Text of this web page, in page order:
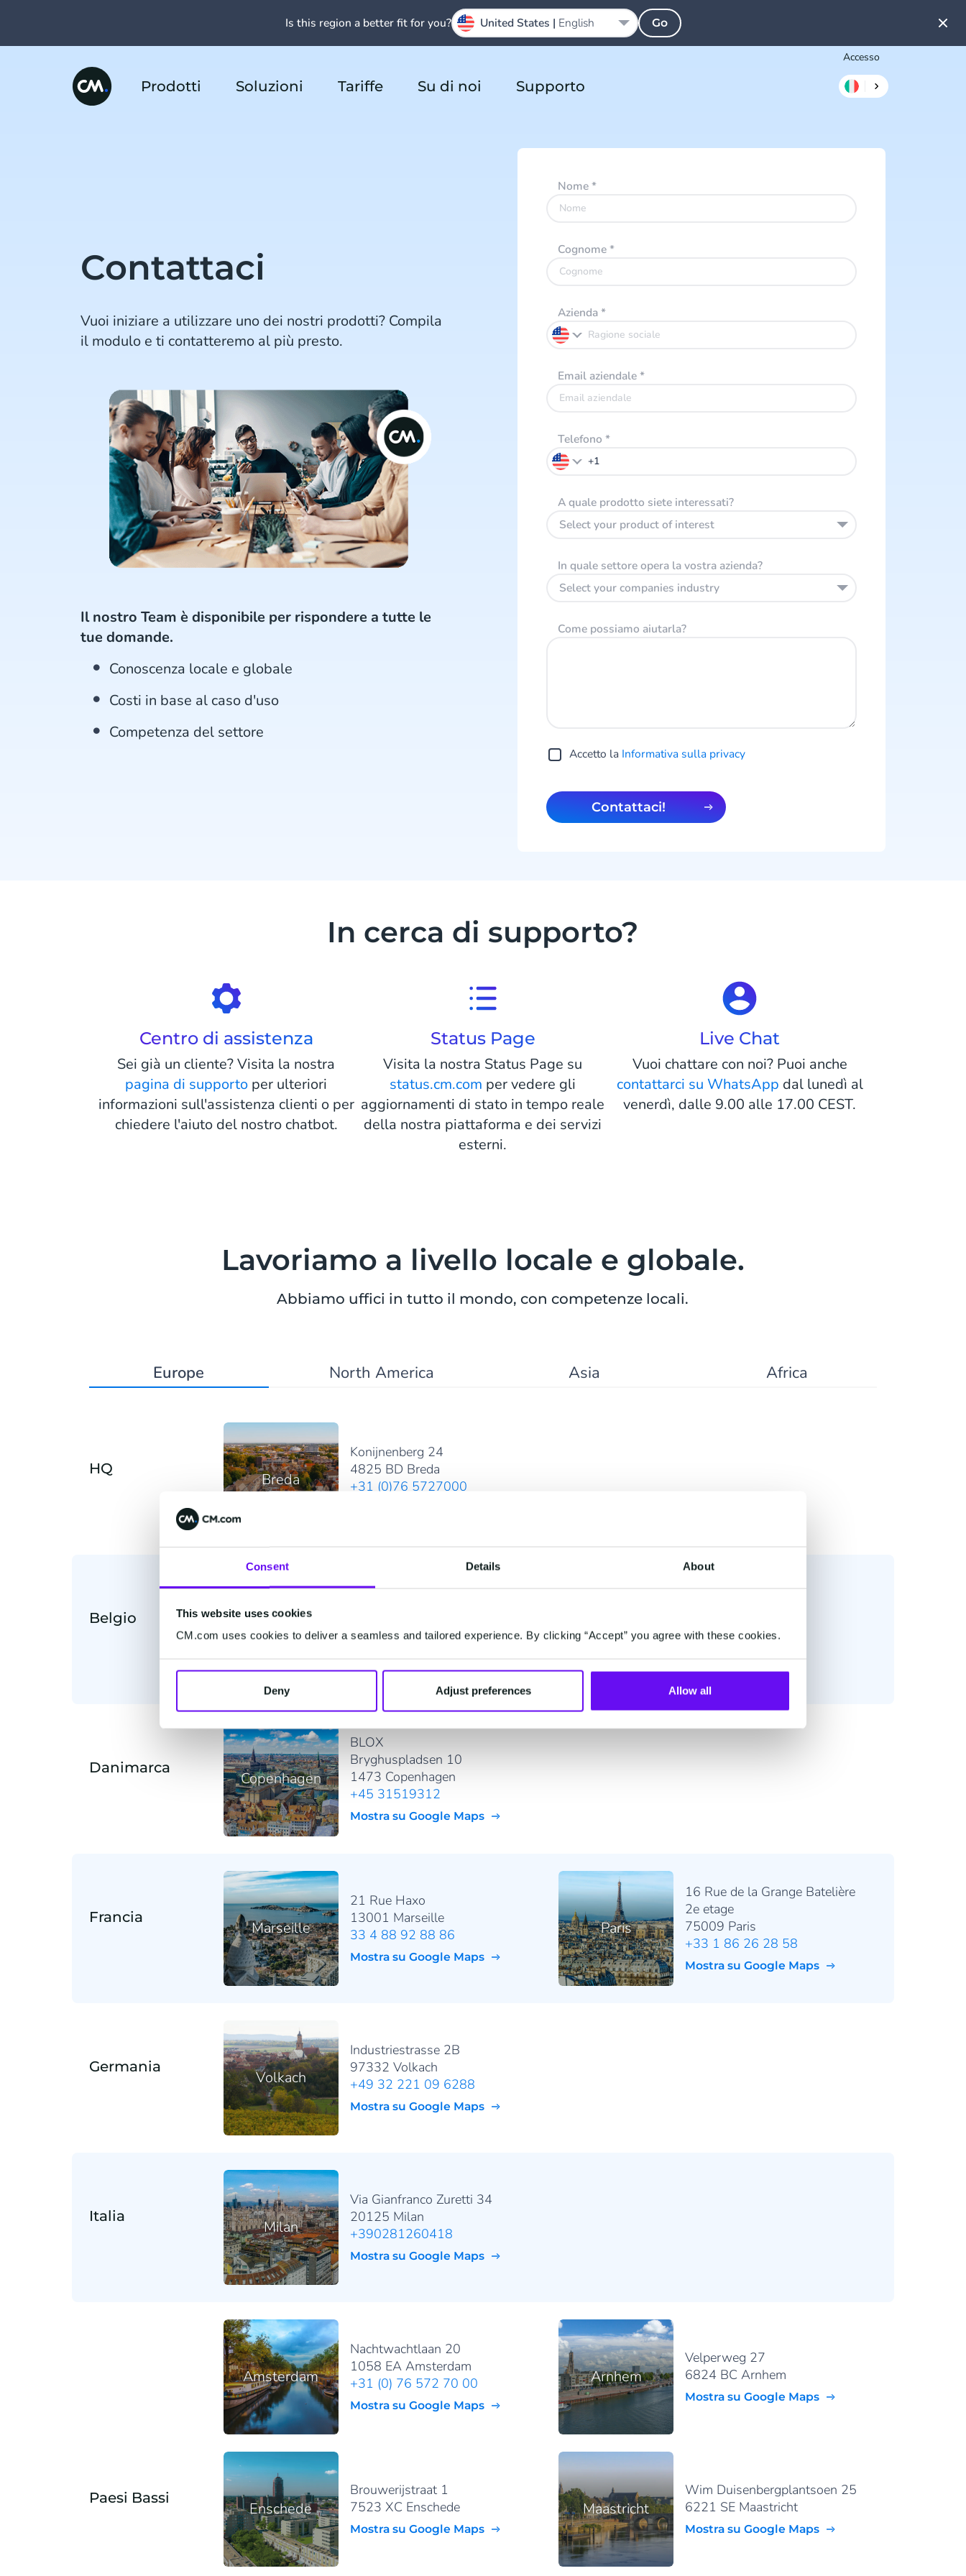
Consent Details About
This website uses cookies
CM.com uses cookies to deliver a seamless and tailored experience. By clicking “Accept” you agree with these cookies.
Deny Adjust preferences Allow all
Accesso
Prodotti Soluzioni Tariffe Su di noi Supporto
Contattaci
Vuoi iniziare a utilizzare uno dei nostri prodotti? Compila
il modulo e ti contatteremo al più presto.
Il nostro Team è disponibile per rispondere a tutte le
tue domande.
Conoscenza locale e globale
Costi in base al caso d'uso
Competenza del settore
Nome*
Cognome*
Azienda*
Email aziendale*
Telefono *
A quale prodotto siete interessati?
Select your product of interest
In quale settore opera la vostra azienda?
Select your companies industry
Come possiamo aiutarla?
Accetto la Informativa sulla privacy
Contattaci!
In cerca di supporto?
Centro di assistenza
Sei già un cliente? Visita la nostra
pagina di supporto per ulteriori
informazioni sull'assistenza clienti o per
chiedere l'aiuto del nostro chatbot.
Status Page
Visita la nostra Status Page su
status.cm.com per vedere gli
aggiornamenti di stato in tempo reale
della nostra piattaforma e dei servizi
esterni.
Live Chat
Vuoi chattare con noi? Puoi anche
contattarci su WhatsApp dal lunedì al
venerdì, dalle 9.00 alle 17.00 CEST.
Lavoriamo a livello locale e globale.
Abbiamo uffici in tutto il mondo, con competenze locali.
Europe North America Asia Africa
HQ
Breda
Konijnenberg 24
4825 BD Breda
+31 (0)76 5727000
Belgio
Mechelen
+32 (0) 2 255 66 11
Mostra su Google Maps
Danimarca
Copenhagen
BLOX
Bryghuspladsen 10
1473 Copenhagen
+45 31519312
Mostra su Google Maps
Francia
Marseille
21 Rue Haxo
13001 Marseille
33 4 88 92 88 86
Mostra su Google Maps
Paris
16 Rue de la Grange Batelière
2e etage
75009 Paris
+33 1 86 26 28 58
Mostra su Google Maps
Germania
Volkach
Industriestrasse 2B
97332 Volkach
+49 32 221 09 6288
Mostra su Google Maps
Italia
Milan
Via Gianfranco Zuretti 34
20125 Milan
+390281260418
Mostra su Google Maps
Paesi Bassi
Amsterdam
Nachtwachtlaan 20
1058 EA Amsterdam
+31 (0) 76 572 70 00
Mostra su Google Maps
Arnhem
Velperweg 27
6824 BC Arnhem
Mostra su Google Maps
Enschede
Brouwerijstraat 1
7523 XC Enschede
Mostra su Google Maps
Maastricht
Wim Duisenbergplantsoen 25
6221 SE Maastricht
Mostra su Google Maps
Is this region a better fit for you? United States | English Go